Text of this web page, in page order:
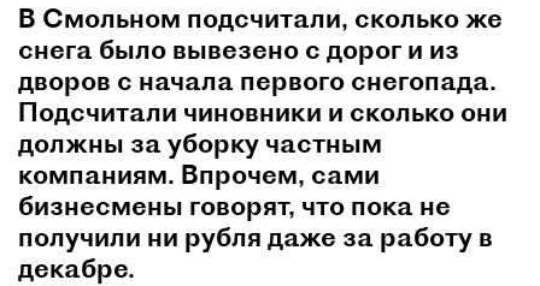
В Смольном подсчитали, сколько же
снега было вывезено с дорог и из
дворов с начала первого снегопада.
Подсчитали чиновники и сколько они
должны за уборку частным
компаниям. Впрочем, сами
бизнесмены говорят, что пока не
получили ни рубля даже за работу в
декабре.